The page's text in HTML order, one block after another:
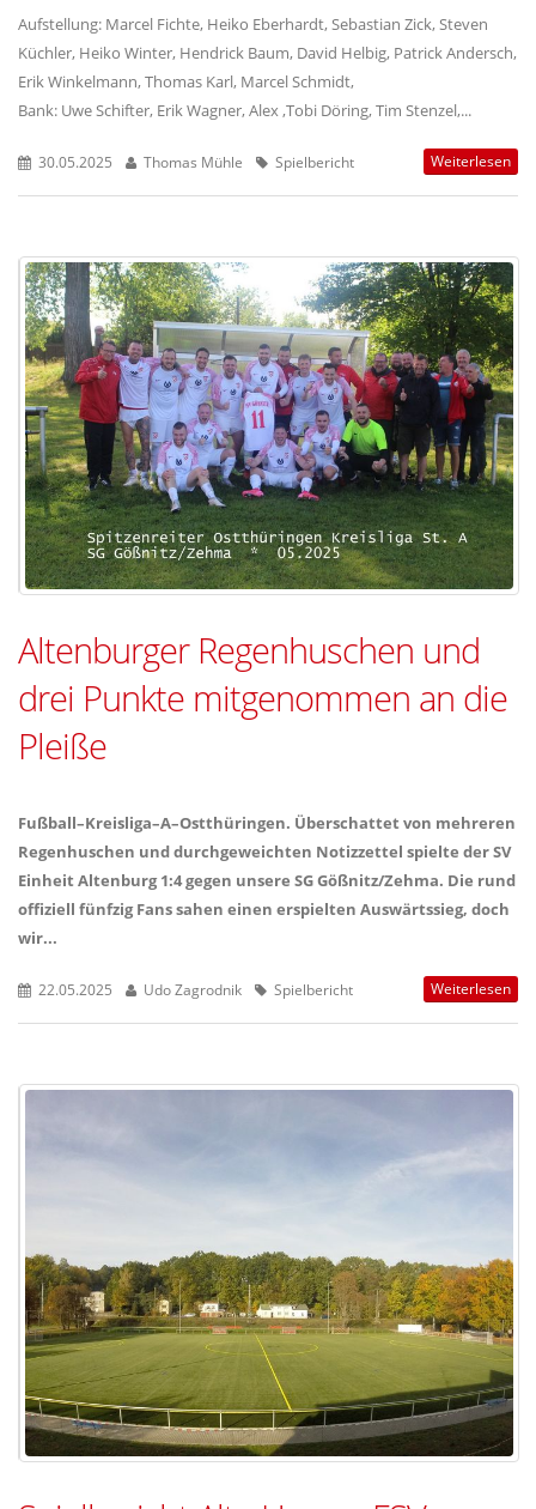
Aufstellung: Marcel Fichte, Heiko Eberhardt, Sebastian Zick, Steven
Küchler, Heiko Winter, Hendrick Baum, David Helbig, Patrick Andersch,
Erik Winkelmann, Thomas Karl, Marcel Schmidt,
Bank: Uwe Schifter, Erik Wagner, Alex ,Tobi Döring, Tim Stenzel,...
30.05.2025 Thomas Mühle Spielbericht Weiterlesen
Altenburger Regenhuschen und
drei Punkte mitgenommen an die
Pleiße
Fußball–Kreisliga–A–Ostthüringen. Überschattet von mehreren
Regenhuschen und durchgeweichten Notizzettel spielte der SV
Einheit Altenburg 1:4 gegen unsere SG Gößnitz/Zehma. Die rund
offiziell fünfzig Fans sahen einen erspielten Auswärtssieg, doch
wir...
22.05.2025 Udo Zagrodnik Spielbericht Weiterlesen